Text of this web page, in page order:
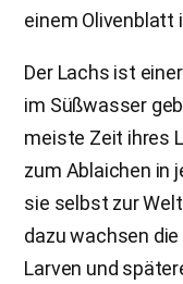
einem Olivenblatt
Der Lachs ist
im Süßwasser
meiste Zeit ihres
zum Ablaichen in
sie selbst zur
dazu wachsen
Larven und